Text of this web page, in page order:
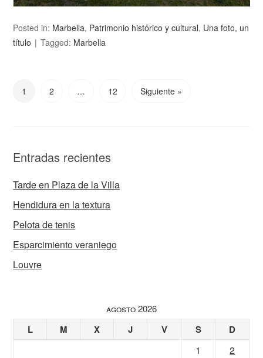
Posted in: Marbella, Patrimonio histórico y cultural, Una foto, un
título
Tagged: Marbella
1 2 … 12 Siguiente »
Entradas recientes
Tarde en Plaza de la Villa
Hendidura en la textura
Pelota de tenis
Esparcimiento veraniego
Louvre
agosto 2026
L M X J V S D
1
2